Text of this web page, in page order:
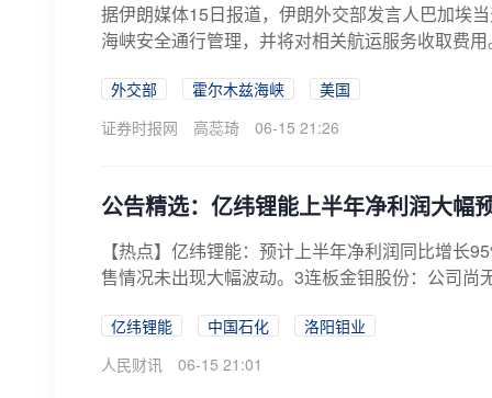
据伊朗媒体15日报道，伊朗外交部发言人巴加埃
海峡安全通行管理，并将对相关航运服务收取费
外交部 霍尔木兹海峡
美国
证券时报网
高蕊琦 06-15 21:26
公告精选：亿纬锂能上半年净利润大幅
【热点】亿纬锂能：预计上半年净利润同比增
售情况未出现大幅波动。3连板金钼股份：公司尚
亿纬锂能 中国石化
洛阳钼业
人民财讯
06-15 21:01